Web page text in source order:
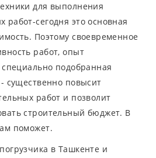
для выполнения
работ-сегодня это основная
Поэтому своевременное
работ, опыт
подобранная
существенно повысит
работ и позволит
строительный бюджет. В
поможет.
в Ташкенте и